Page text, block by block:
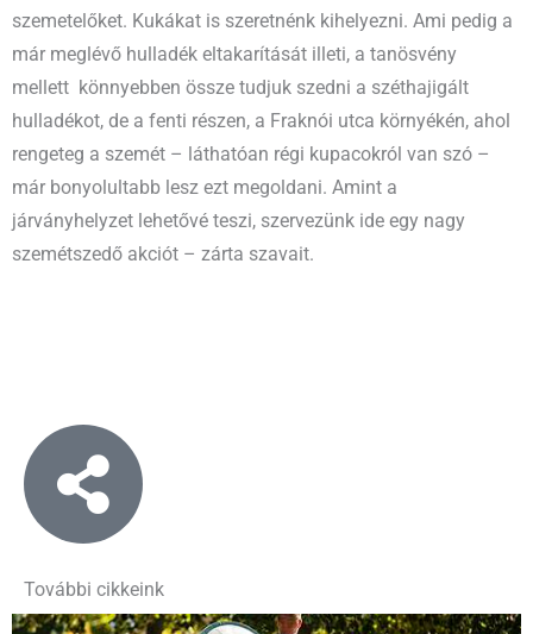
szemetelőket. Kukákat is szeretnénk kihelyezni. Ami pedig a
már meglévő hulladék eltakarítását illeti, a tanösvény
mellett könnyebben össze tudjuk szedni a széthajigált
hulladékot, de a fenti részen, a Fraknói utca környékén, ahol
rengeteg a szemét – láthatóan régi kupacokról van szó –
már bonyolultabb lesz ezt megoldani. Amint a
járványhelyzet lehetővé teszi, szervezünk ide egy nagy
szemétszedő akciót – zárta szavait.
További cikkeink